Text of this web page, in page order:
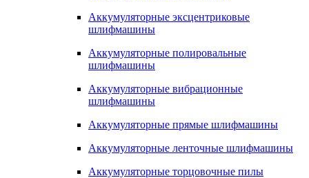
Аккумуляторные эксцентриковые
шлифмашины
Аккумуляторные полировальные
шлифмашины
Аккумуляторные вибрационные
шлифмашины
Аккумуляторные прямые шлифмашины
Аккумуляторные ленточные шлифмашины
Аккумуляторные торцовочные пилы